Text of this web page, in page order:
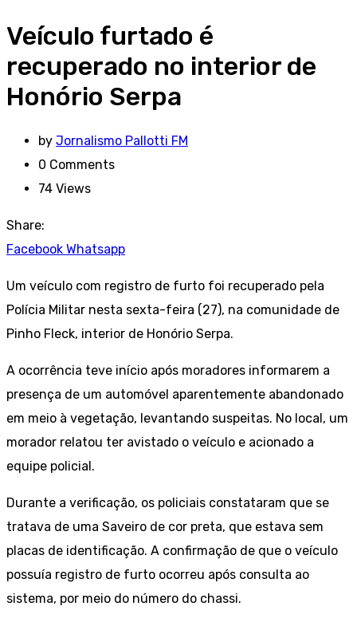
Veículo furtado é
recuperado no interior de
Honório Serpa
by Jornalismo Pallotti FM
0 Comments
74 Views
Share:
Facebook Whatsapp
Um veículo com registro de furto foi recuperado pela
Polícia Militar nesta sexta-feira (27), na comunidade de
Pinho Fleck, interior de Honório Serpa.
A ocorrência teve início após moradores informarem a
presença de um automóvel aparentemente abandonado
em meio à vegetação, levantando suspeitas. No local, um
morador relatou ter avistado o veículo e acionado a
equipe policial.
Durante a verificação, os policiais constataram que se
tratava de uma Saveiro de cor preta, que estava sem
placas de identificação. A confirmação de que o veículo
possuía registro de furto ocorreu após consulta ao
sistema, por meio do número do chassi.